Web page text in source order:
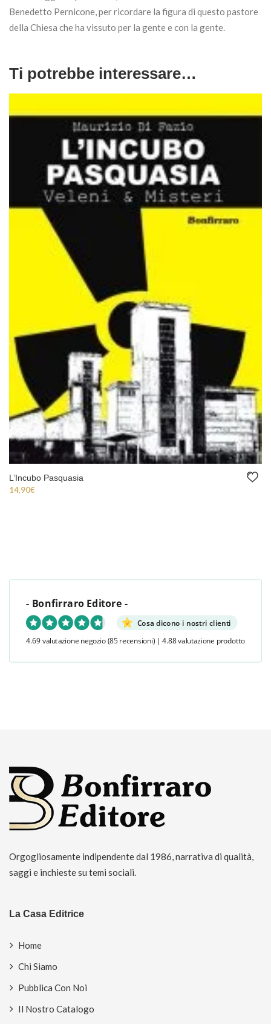
Benedetto Pernicone, per ricordare la figura di questo pastore
della Chiesa che ha vissuto per la gente e con la gente.
Ti potrebbe interessare…
L’Incubo Pasquasia
14,90€
- Bonfirraro Editore -
Cosa dicono i nostri clienti
4.69 valutazione negozio (85 recensioni) | 4.88 valutazione prodotto
Orgogliosamente indipendente dal 1986, narrativa di qualità,
saggi e inchieste su temi sociali.
La Casa Editrice
Home
Chi Siamo
Pubblica Con Noi
Il Nostro Catalogo